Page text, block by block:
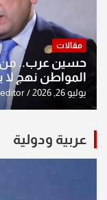
مقالات
حسين عرب.. من
المواطن نهج لا
يوليو 26, 2026 editor
عربية ودولية